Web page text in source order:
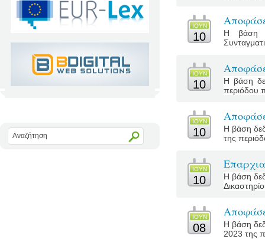
ΙΟΥΝ
10
Η βάση
ΙΟΥΝ
10
Η βάση
περιόδου
ΙΟΥΝ
10
Η βάση
της
ΙΟΥΝ
10
Η βάση
ΙΟΥΝ
08
Η βάση
2023 της